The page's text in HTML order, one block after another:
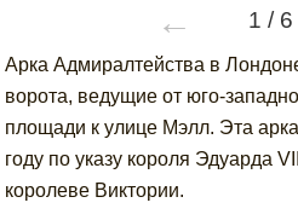
← 1 / 6
Арка Адмиралтейства в
ворота, ведущие от юго-
площади к улице Мэлл. Эта
году по указу короля Эдуарда
королеве Виктории.